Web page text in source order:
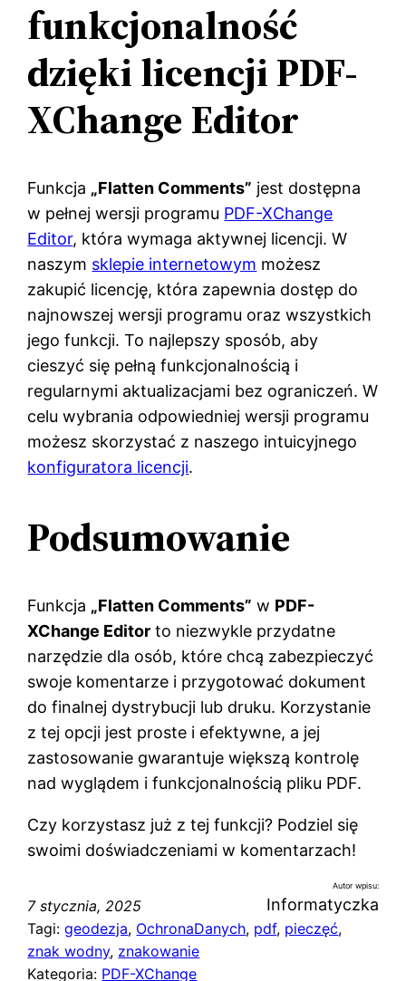
funkcjonalność
dzięki licencji PDF-
XChange Editor
Funkcja „Flatten Comments” jest dostępna
w pełnej wersji programu PDF-XChange
Editor, która wymaga aktywnej licencji. W
naszym sklepie internetowym możesz
zakupić licencję, która zapewnia dostęp do
najnowszej wersji programu oraz wszystkich
jego funkcji. To najlepszy sposób, aby
cieszyć się pełną funkcjonalnością i
regularnymi aktualizacjami bez ograniczeń. W
celu wybrania odpowiedniej wersji programu
możesz skorzystać z naszego intuicyjnego
konfiguratora licencji.
Podsumowanie
Funkcja „Flatten Comments” w PDF-
XChange Editor to niezwykle przydatne
narzędzie dla osób, które chcą zabezpieczyć
swoje komentarze i przygotować dokument
do finalnej dystrybucji lub druku. Korzystanie
z tej opcji jest proste i efektywne, a jej
zastosowanie gwarantuje większą kontrolę
nad wyglądem i funkcjonalnością pliku PDF.
Czy korzystasz już z tej funkcji? Podziel się
swoimi doświadczeniami w komentarzach!
7 stycznia, 2025
Autor wpisu:
Informatyczka
Tagi:geodezja, OchronaDanych, pdf, pieczęć
znak wodny, znakowanie
Kategoria: PDF-XChange